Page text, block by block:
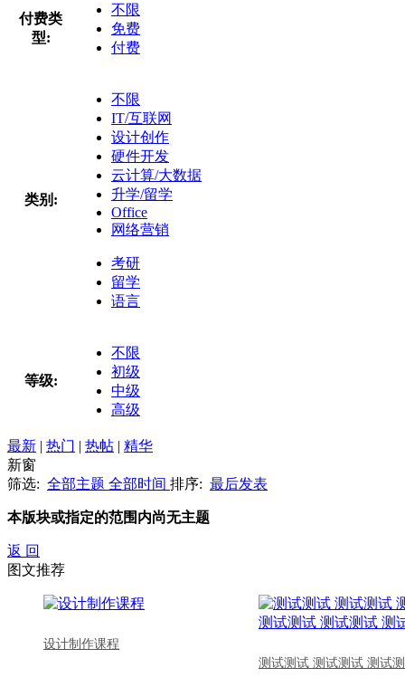
付费类
型:
不限
免费
付费
类别:
不限
IT/互联网
设计创作
硬件开发
云计算/大数据
升学/留学
Office
网络营销
考研
留学
语言
等级:
不限
初级
中级
高级
最新 | 热门 | 热帖 | 精华
新窗
筛选: 全部主题 全部时间 排序: 最后发表
本版块或指定的范围内尚无主题
返 回
图文推荐
设计制作课程
测试测试 测试测试 测试